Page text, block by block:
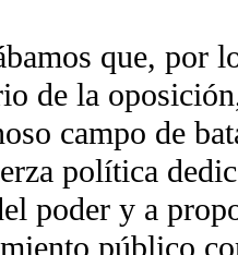
que, por
de la
campo de
política
poder y a
público